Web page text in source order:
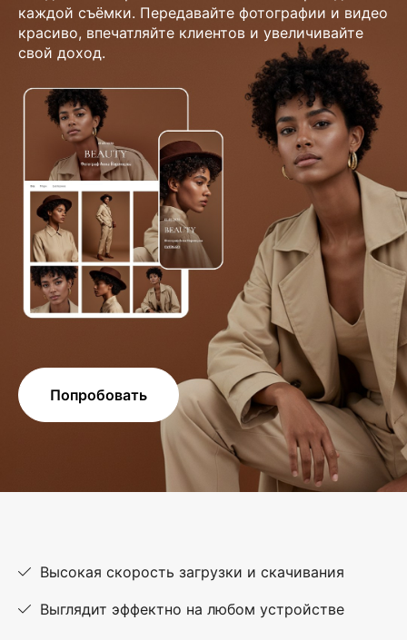
каждой съёмки. Передавайте фотографии и видео
красиво, впечатляйте клиентов и увеличивайте
свой доход.
Попробовать
Высокая скорость загрузки и скачивания
Выглядит эффектно на любом устройстве